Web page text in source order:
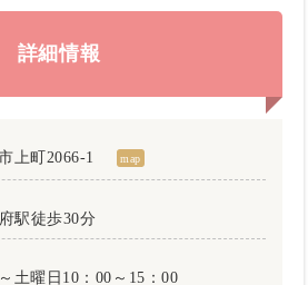
詳細情報
上町2066-1 map
駅徒歩30分
土曜日10：00～15：00